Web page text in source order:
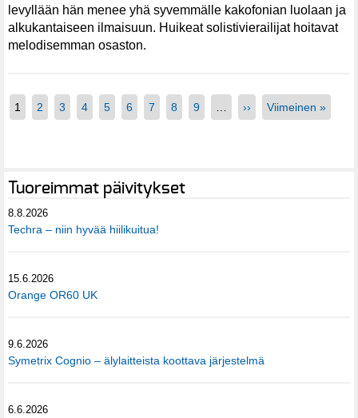
levyllään hän menee yhä syvemmälle kakofonian luolaan ja
alkukantaiseen ilmaisuun. Huikeat solistivierailijat hoitavat
melodisemman osaston.
1 2 3 4 5 6 7 8 9 ›› Viimeinen »
Tuoreimmat päivitykset
8.8.2026
Techra – niin hyvää hiilikuitua!
15.6.2026
Orange OR60 UK
9.6.2026
Symetrix Cognio – älylaitteista koottava järjestelmä
6.6.2026